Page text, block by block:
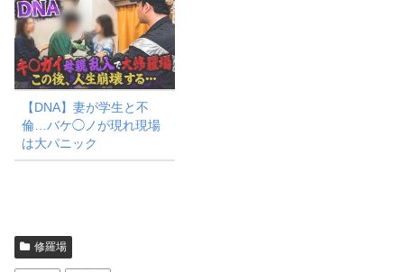
【DNA】妻が学生と不
倫…バケ◯ノが現れ現場
は大パニック
修羅場